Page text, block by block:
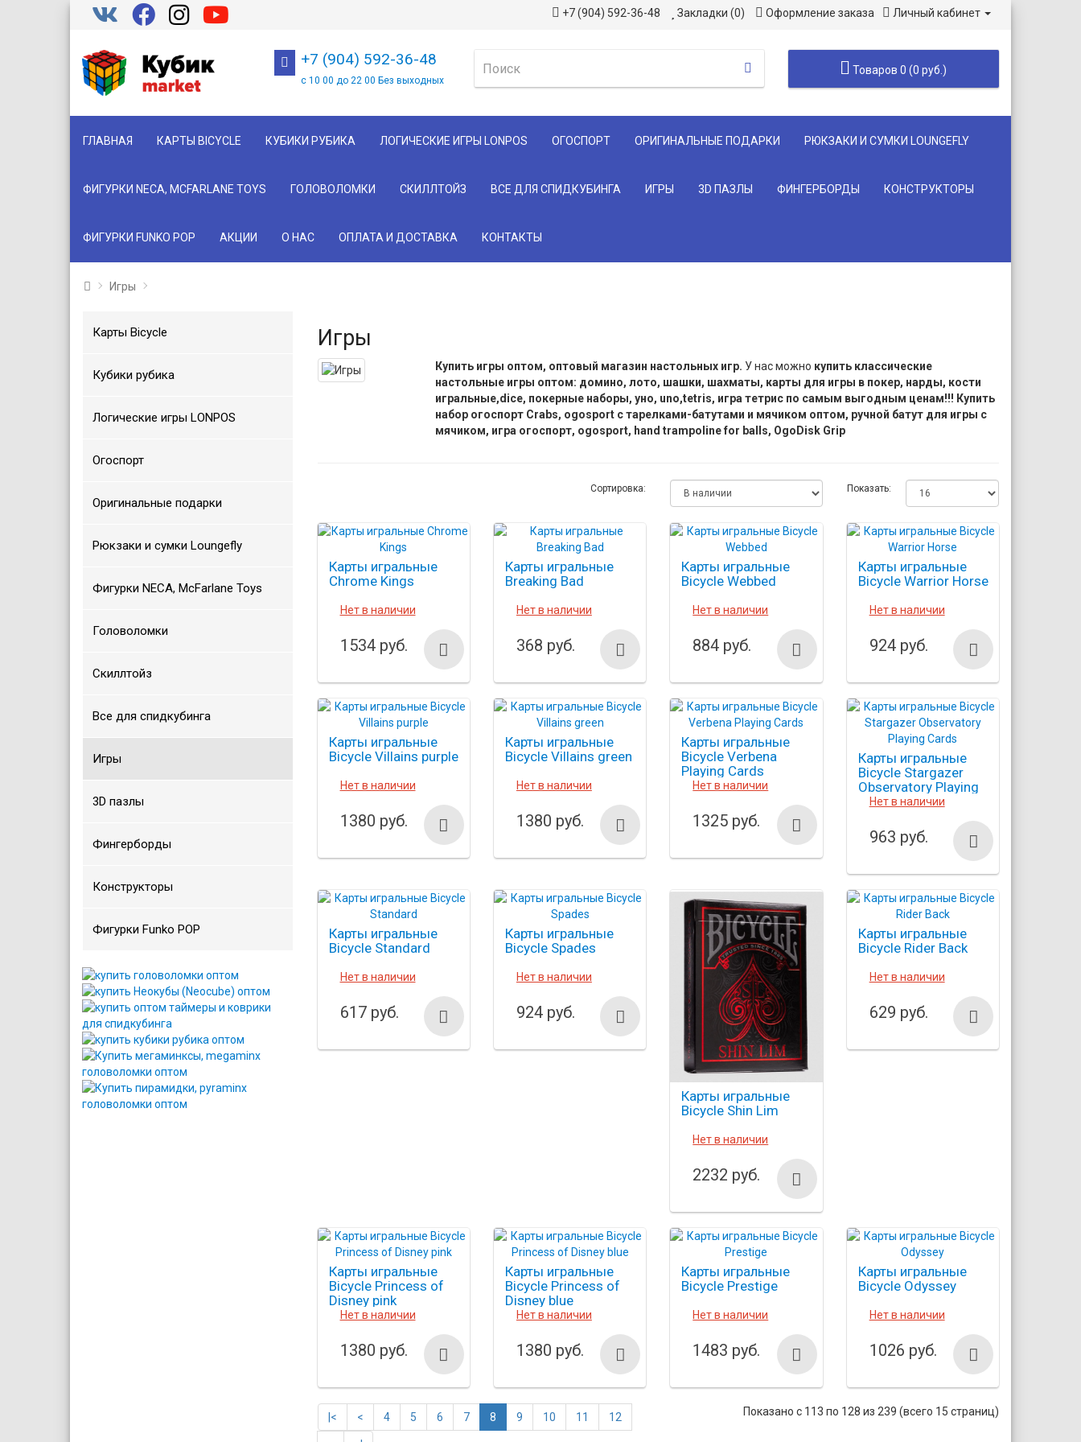
+7 (904) 592-36-48 Закладки (0) Оформление заказа Личный кабинет
+7 (904) 592-36-48
с 10 00 до 22 00 Без выходных
Товаров 0 (0 руб.)
ГЛАВНАЯ КАРТЫ BICYCLE КУБИКИ РУБИКА ЛОГИЧЕСКИЕ ИГРЫ LONPOS ОГОСПОРТ ОРИГИНАЛЬНЫЕ ПОДАРКИ РЮКЗАКИ И СУМКИ LOUNGEFLY
ФИГУРКИ NECA, MCFARLANE TOYS ГОЛОВОЛОМКИ СКИЛЛТОЙЗ ВСЕ ДЛЯ СПИДКУБИНГА ИГРЫ 3D ПАЗЛЫ ФИНГЕРБОРДЫ КОНСТРУКТОРЫ
ФИГУРКИ FUNKO POP АКЦИИ О НАС ОПЛАТА И ДОСТАВКА КОНТАКТЫ
Игры
Карты Bicycle
Кубики рубика
Логические игры LONPOS
Огоспорт
Оригинальные подарки
Рюкзаки и сумки Loungefly
Фигурки NECA, McFarlane Toys
Головоломки
Скиллтойз
Все для спидкубинга
Игры
3D пазлы
Фингерборды
Конструкторы
Фигурки Funko POP
Игры
Купить игры оптом, оптовый магазин настольных игр. У нас можно купить классические
настольные игры оптом: домино, лото, шашки, шахматы, карты для игры в покер, нарды, кости
игральные,dice, покерные наборы, уно, uno,tetris, игра тетрис по самым выгодным ценам!!! Купить
набор огоспорт Crabs, ogosport с тарелками-батутами и мячиком оптом, ручной батут для игры с
мячиком, игра огоспорт, ogosport, hand trampoline for balls, OgoDisk Grip
Сортировка: Показать:
Карты игральные
Chrome Kings
Нет в наличии
1534 руб.
Карты игральные
Breaking Bad
Нет в наличии
368 руб.
Карты игральные
Bicycle Webbed
Нет в наличии
884 руб.
Карты игральные
Bicycle Warrior Horse
Нет в наличии
924 руб.
Карты игральные
Bicycle Villains purple
Нет в наличии
1380 руб.
Карты игральные
Bicycle Villains green
Нет в наличии
1380 руб.
Карты игральные
Bicycle Verbena
Playing Cards
Нет в наличии
1325 руб.
Карты игральные
Bicycle Stargazer
Observatory Playing
Cards
Нет в наличии
963 руб.
Карты игральные
Bicycle Standard
Нет в наличии
617 руб.
Карты игральные
Bicycle Spades
Нет в наличии
924 руб.
Карты игральные
Bicycle Shin Lim
Нет в наличии
2232 руб.
Карты игральные
Bicycle Rider Back
Нет в наличии
629 руб.
Карты игральные
Bicycle Princess of
Disney pink
Нет в наличии
1380 руб.
Карты игральные
Bicycle Princess of
Disney blue
Нет в наличии
1380 руб.
Карты игральные
Bicycle Prestige
Нет в наличии
1483 руб.
Карты игральные
Bicycle Odyssey
Нет в наличии
1026 руб.
|< < 4 5 6 7 8 9 10 11 12 Показано с 113 по 128 из 239 (всего 15 страниц)